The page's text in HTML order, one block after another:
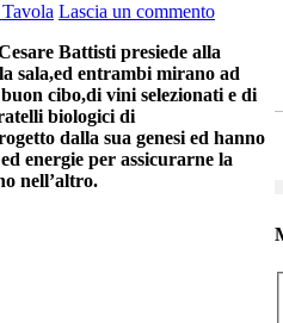
Lascia un commento
Battisti presiede alla
sala,ed entrambi mirano ad
cibo,di vini selezionati e di
biologici di
dalla sua genesi ed hanno
energie per assicurarne la
nell’altro.